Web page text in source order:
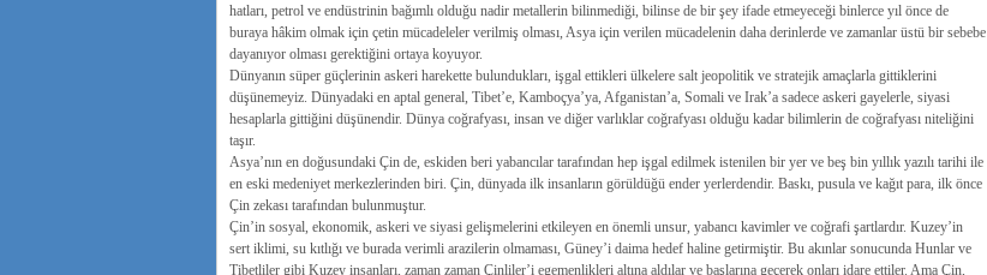
hatları, petrol ve endüstrinin bağımlı olduğu nadir metallerin bilinmediği, bilinse de bir şey ifade etmeyeceği binlerce yıl önce de
buraya hâkim olmak için çetin mücadeleler verilmiş olması, Asya için verilen mücadelenin daha derinlerde ve zamanlar üstü bir sebebe
dayanıyor olması gerektiğini ortaya koyuyor.
Dünyanın süper güçlerinin askeri harekette bulundukları, işgal ettikleri ülkelere salt jeopolitik ve stratejik amaçlarla gittiklerini
düşünemeyiz. Dünyadaki en aptal general, Tibet’e, Kamboçya’ya, Afganistan’a, Somali ve Irak’a sadece askeri gayelerle, siyasi
hesaplarla gittiğini düşünendir. Dünya coğrafyası, insan ve diğer varlıklar coğrafyası olduğu kadar bilimlerin de coğrafyası niteliğini
taşır.
Asya’nın en doğusundaki Çin de, eskiden beri yabancılar tarafından hep işgal edilmek istenilen bir yer ve beş bin yıllık yazılı tarihi ile
en eski medeniyet merkezlerinden biri. Çin, dünyada ilk insanların görüldüğü ender yerlerdendir. Baskı, pusula ve kağıt para, ilk önce
Çin zekası tarafından bulunmuştur.
Çin’in sosyal, ekonomik, askeri ve siyasi gelişmelerini etkileyen en önemli unsur, yabancı kavimler ve coğrafi şartlardır. Kuzey’in
sert iklimi, su kıtlığı ve burada verimli arazilerin olmaması, Güney’i daima hedef haline getirmiştir. Bu akınlar sonucunda Hunlar ve
Tibetliler gibi Kuzey insanları, zaman zaman Çinliler’i egemenlikleri altına aldılar ve başlarına geçerek onları idare ettiler. Ama Çin,